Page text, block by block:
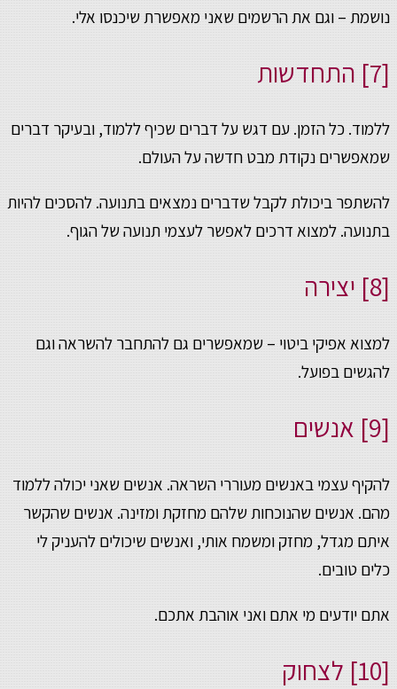
נושמת – וגם את הרשמים שאני מאפשרת שיכנסו אלי.
[7] התחדשות
ללמוד. כל הזמן. עם דגש על דברים שכיף ללמוד, ובעיקר דברים
שמאפשרים נקודת מבט חדשה על העולם.
להשתפר ביכולת לקבל שדברים נמצאים בתנועה. להסכים להיות
בתנועה. למצוא דרכים לאפשר לעצמי תנועה של הגוף.
[8] יצירה
למצוא אפיקי ביטוי – שמאפשרים גם להתחבר להשראה וגם
להגשים בפועל.
[9] אנשים
להקיף עצמי באנשים מעוררי השראה. אנשים שאני יכולה ללמוד
מהם. אנשים שהנוכחות שלהם מחזקת ומזינה. אנשים שהקשר
איתם מגדל, מחזק ומשמח אותי, ואנשים שיכולים להעניק לי
כלים טובים.
אתם יודעים מי אתם ואני אוהבת אתכם.
[10] לצחוק